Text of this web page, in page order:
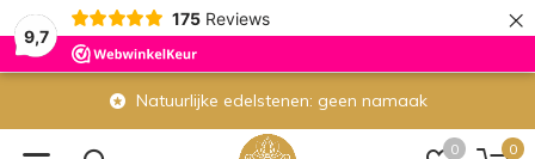
9,7
175 Reviews ×
0 0
Natuurlijke edelstenen: geen namaak